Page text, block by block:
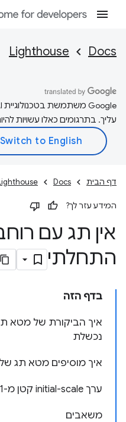
Docs
Lighthouse
עליך. בתרגומים כאלו עשויות
דף הבית Docs
המידע עזר לך?
אין תג עם
התחלתי
בדף הזה
נכשלת
איך מוסיפים מטא תג
ערך initial-scale קטן מ-1
משאבים